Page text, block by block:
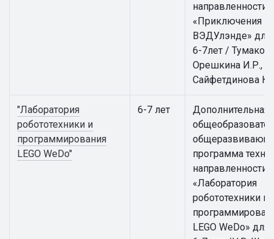
направленности
«Приключения в
ВЭДУлэнде» для
6-7лет /
Орешкина И.Р.,
Сайфетдинова
"Лаборатория
робототехники и
программирования
LEGO WeDo"
6-7 лет
Дополнительная
программа
направленности
«Лаборатория
робототехники и
LEGO WeDo» для